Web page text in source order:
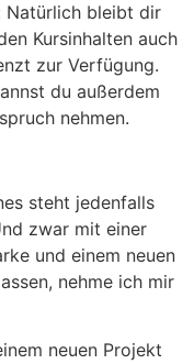
Natürlich bleibt dir
Kursinhalten auch
zur Verfügung.
du außerdem
nehmen.
steht jedenfalls
zwar mit einer
und einem neuen
nehme ich mir
neuen Projekt